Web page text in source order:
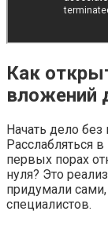
Как
вложений
Начать дело
Расслабляться
первых порах
нуля? Это
придумали
специалистов.